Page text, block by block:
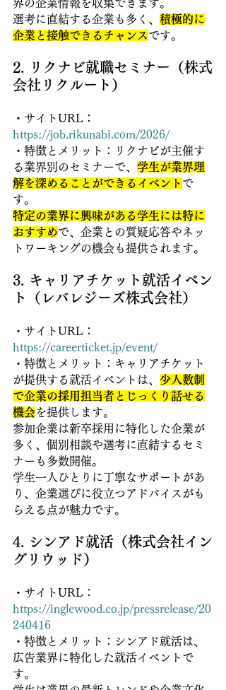
界の企業情報を収集できます。
選考に直結する企業も多く、 積極的に
企業と接触できるチャンスです。
2. リクナビ就職セミナー（株式
会社リクルート）
・サイトURL：
https://job.rikunabi.com/2026/
・特徴とメリット：リクナビが主催す
る業界別のセミナーで、 学生が業界理
解を深めることができるイベント で
す。
特定の業界に興味がある学生には特に
おすすめで、企業との質疑応答やネッ
トワーキングの機会も提供されます。
3. キャリアチケット就活イベン
ト（レバレジーズ株式会社）
・サイトURL：
https://careerticket.jp/event/
・特徴とメリット：キャリアチケット
が提供する就活イベントは、 少人数制
で企業の採用担当者とじっくり話せる
機会を提供します。
参加企業は新卒採用に特化した企業が
多く、個別相談や選考に直結するセミ
ナーも多数開催。
学生一人ひとりに丁寧なサポートがあ
り、企業選びに役立つアドバイスがも
らえる点が魅力です。
4. シンアド就活（株式会社イン
グリウッド）
・サイトURL：
https://inglewood.co.jp/pressrelease/20
240416
・特徴とメリット：シンアド就活は、
広告業界に特化した就活イベントで
す。